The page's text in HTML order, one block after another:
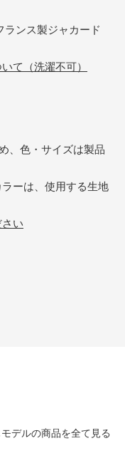
ンス製ジャカード
て（洗濯不可）
、色・サイズは製品
ーは、使用する生地
い
デルの商品を全て見る